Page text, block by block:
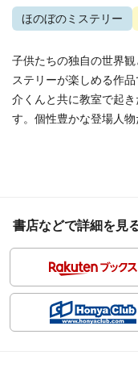
ほのぼのミステリー
子供たちの独自の世界
ステリーが楽しめる作
介くんと共に教室で起
す。個性豊かな登場人物
書店などで詳細を見